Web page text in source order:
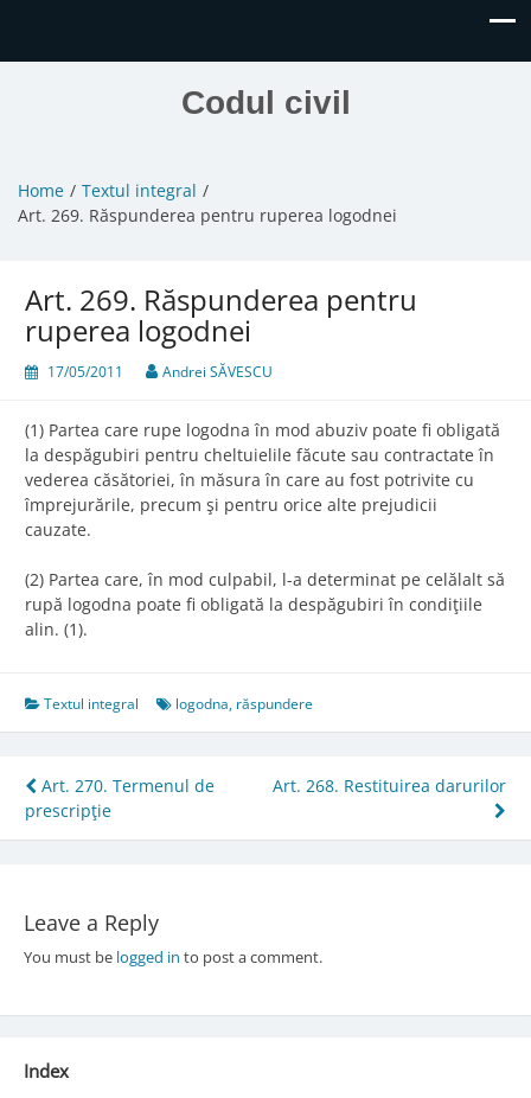
Codul civil
Home
Textul integral
Art. 269. Răspunderea pentru ruperea logodnei
Art. 269. Răspunderea pentru
ruperea logodnei
17/05/2011 Andrei SĂVESCU
(1) Partea care rupe logodna în mod abuziv poate fi obligată
la despăgubiri pentru cheltuielile făcute sau contractate în
vederea căsătoriei, în măsura în care au fost potrivite cu
împrejurările, precum şi pentru orice alte prejudicii
cauzate.
(2) Partea care, în mod culpabil, l-a determinat pe celălalt să
rupă logodna poate fi obligată la despăgubiri în condiţiile
alin. (1).
Textul integral logodna, răspundere
Post
navigation
Art. 270. Termenul de
prescripţie
Art. 268. Restituirea darurilor
Leave a Reply
You must be logged in to post a comment.
Index